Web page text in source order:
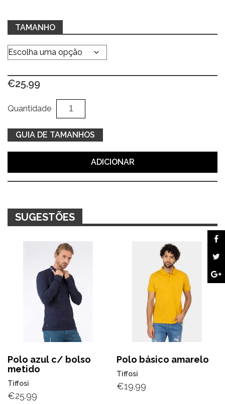
TAMANHO
€25.99
Quantidade
Quantidade
de
Sweatshirt
cinza
e
GUIA DE TAMANHOS
ADICIONAR
SUGESTÕES
Polo azul c/ bolso
metido
Tiffosi
€25.99
Polo básico amarelo
Tiffosi
€19.99